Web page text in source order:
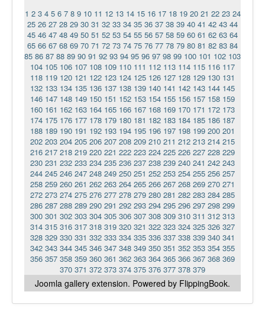
Ермаковополе.рф
1 2 3 4 5 6 7 8 9 10 11 12 13 14 15 16 17 18 19 20 21 22 23 24
25 26 27 28 29 30 31 32 33 34 35 36 37 38 39 40 41 42 43 44
45 46 47 48 49 50 51 52 53 54 55 56 57 58 59 60 61 62 63 64
65 66 67 68 69 70 71 72 73 74 75 76 77 78 79 80 81 82 83 84
85 86 87 88 89 90 91 92 93 94 95 96 97 98 99 100 101 102 103
104 105 106 107 108 109 110 111 112 113 114 115 116 117
118 119 120 121 122 123 124 125 126 127 128 129 130 131
132 133 134 135 136 137 138 139 140 141 142 143 144 145
146 147 148 149 150 151 152 153 154 155 156 157 158 159
160 161 162 163 164 165 166 167 168 169 170 171 172 173
174 175 176 177 178 179 180 181 182 183 184 185 186 187
188 189 190 191 192 193 194 195 196 197 198 199 200 201
202 203 204 205 206 207 208 209 210 211 212 213 214 215
216 217 218 219 220 221 222 223 224 225 226 227 228 229
230 231 232 233 234 235 236 237 238 239 240 241 242 243
244 245 246 247 248 249 250 251 252 253 254 255 256 257
258 259 260 261 262 263 264 265 266 267 268 269 270 271
272 273 274 275 276 277 278 279 280 281 282 283 284 285
286 287 288 289 290 291 292 293 294 295 296 297 298 299
300 301 302 303 304 305 306 307 308 309 310 311 312 313
314 315 316 317 318 319 320 321 322 323 324 325 326 327
328 329 330 331 332 333 334 335 336 337 338 339 340 341
342 343 344 345 346 347 348 349 350 351 352 353 354 355
356 357 358 359 360 361 362 363 364 365 366 367 368 369
370 371 372 373 374 375 376 377 378 379
Joomla gallery extension. Powered by FlippingBook.